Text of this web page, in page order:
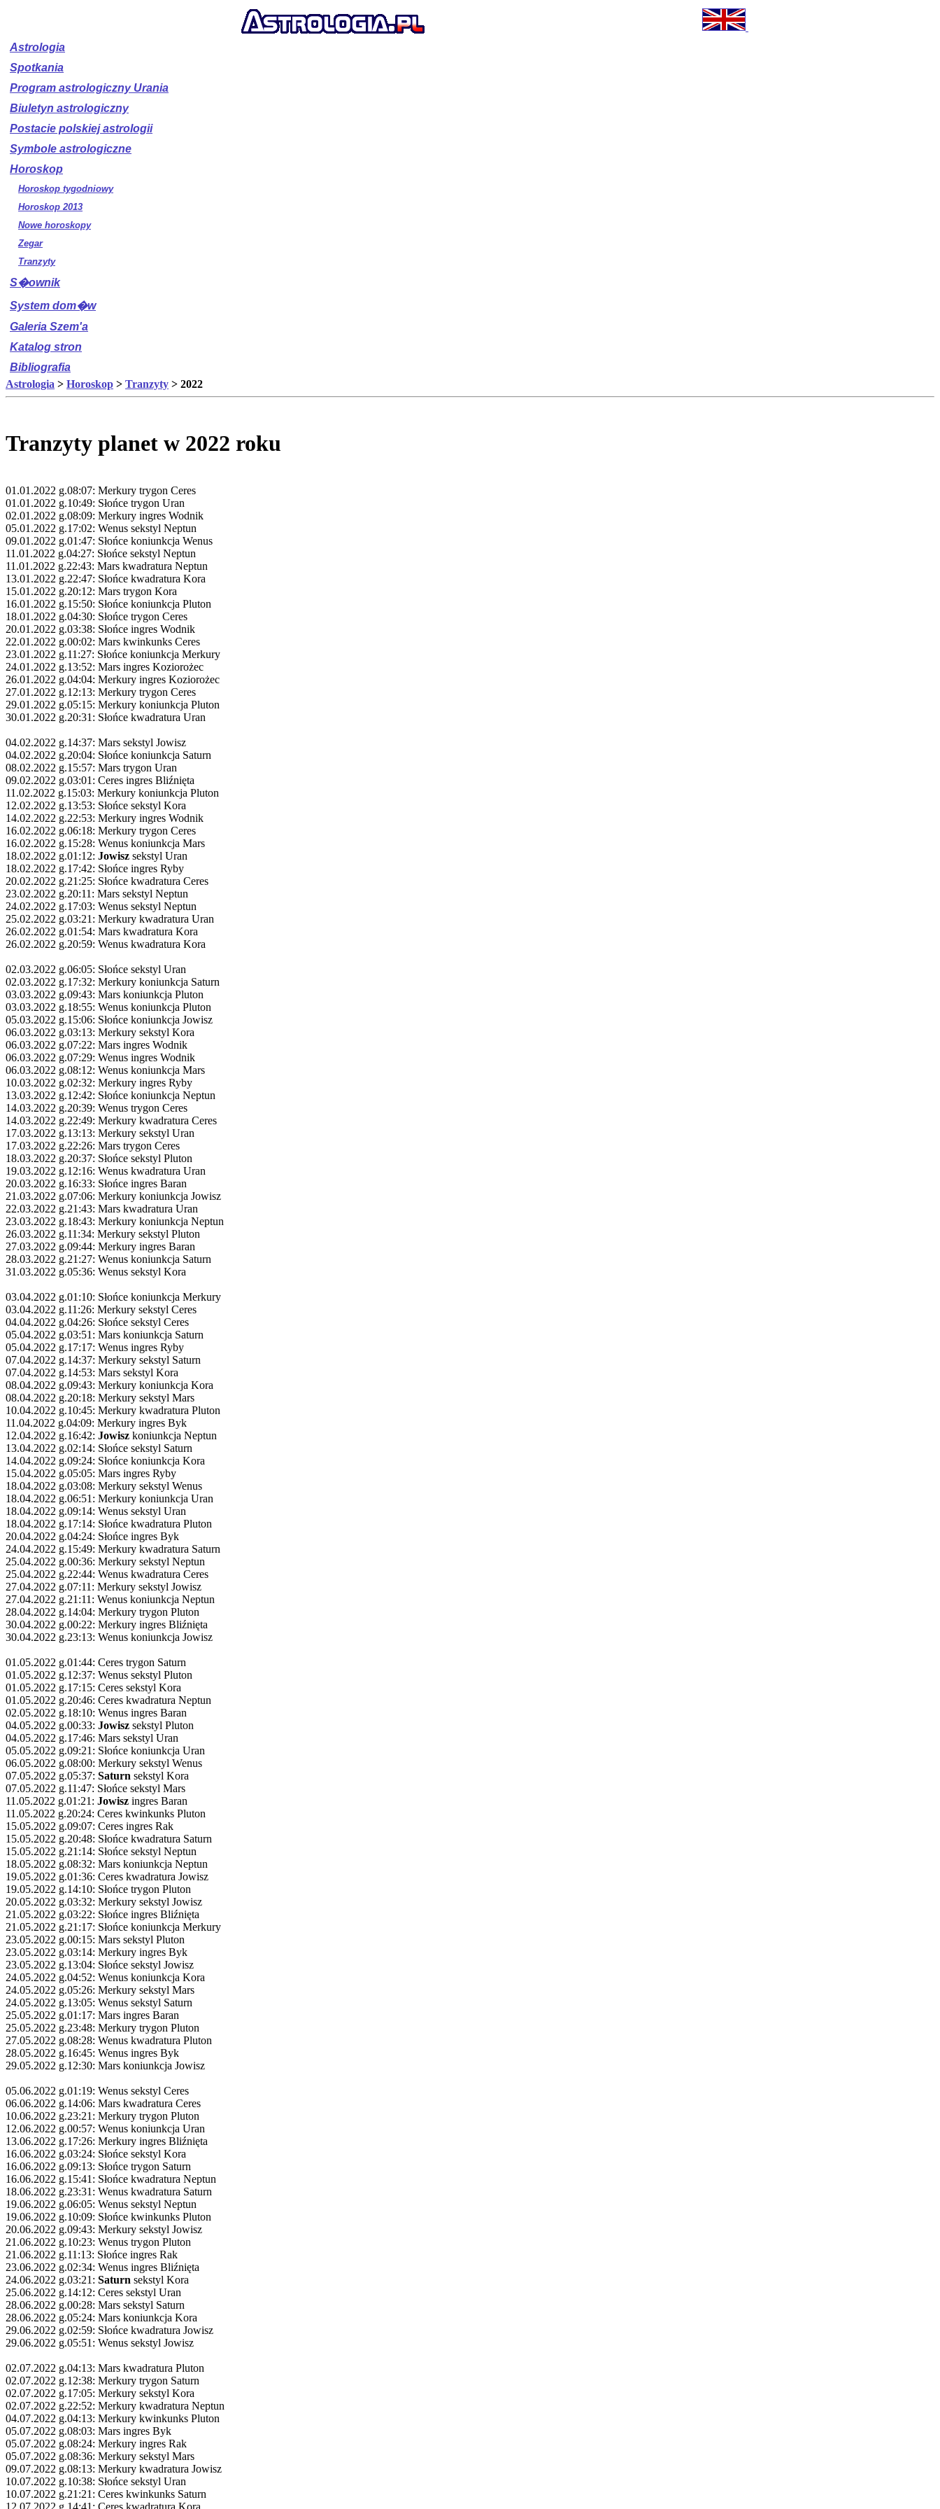
Astrologia
Spotkania
Program astrologiczny Urania
Biuletyn astrologiczny
Postacie polskiej astrologii
Symbole astrologiczne
Horoskop
Horoskop tygodniowy
Horoskop 2013
Nowe horoskopy
Zegar
Tranzyty
S�ownik
System dom�w
Galeria Szem'a
Katalog stron
Bibliografia
Astrologia > Horoskop > Tranzyty > 2022
Tranzyty planet w 2022 roku
01.01.2022 g.08:07: Merkury trygon Ceres
01.01.2022 g.10:49: Słońce trygon Uran
02.01.2022 g.08:09: Merkury ingres Wodnik
05.01.2022 g.17:02: Wenus sekstyl Neptun
09.01.2022 g.01:47: Słońce koniunkcja Wenus
11.01.2022 g.04:27: Słońce sekstyl Neptun
11.01.2022 g.22:43: Mars kwadratura Neptun
13.01.2022 g.22:47: Słońce kwadratura Kora
15.01.2022 g.20:12: Mars trygon Kora
16.01.2022 g.15:50: Słońce koniunkcja Pluton
18.01.2022 g.04:30: Słońce trygon Ceres
20.01.2022 g.03:38: Słońce ingres Wodnik
22.01.2022 g.00:02: Mars kwinkunks Ceres
23.01.2022 g.11:27: Słońce koniunkcja Merkury
24.01.2022 g.13:52: Mars ingres Koziorożec
26.01.2022 g.04:04: Merkury ingres Koziorożec
27.01.2022 g.12:13: Merkury trygon Ceres
29.01.2022 g.05:15: Merkury koniunkcja Pluton
30.01.2022 g.20:31: Słońce kwadratura Uran
04.02.2022 g.14:37: Mars sekstyl Jowisz
04.02.2022 g.20:04: Słońce koniunkcja Saturn
08.02.2022 g.15:57: Mars trygon Uran
09.02.2022 g.03:01: Ceres ingres Bliźnięta
11.02.2022 g.15:03: Merkury koniunkcja Pluton
12.02.2022 g.13:53: Słońce sekstyl Kora
14.02.2022 g.22:53: Merkury ingres Wodnik
16.02.2022 g.06:18: Merkury trygon Ceres
16.02.2022 g.15:28: Wenus koniunkcja Mars
18.02.2022 g.01:12: Jowisz sekstyl Uran
18.02.2022 g.17:42: Słońce ingres Ryby
20.02.2022 g.21:25: Słońce kwadratura Ceres
23.02.2022 g.20:11: Mars sekstyl Neptun
24.02.2022 g.17:03: Wenus sekstyl Neptun
25.02.2022 g.03:21: Merkury kwadratura Uran
26.02.2022 g.01:54: Mars kwadratura Kora
26.02.2022 g.20:59: Wenus kwadratura Kora
02.03.2022 g.06:05: Słońce sekstyl Uran
02.03.2022 g.17:32: Merkury koniunkcja Saturn
03.03.2022 g.09:43: Mars koniunkcja Pluton
03.03.2022 g.18:55: Wenus koniunkcja Pluton
05.03.2022 g.15:06: Słońce koniunkcja Jowisz
06.03.2022 g.03:13: Merkury sekstyl Kora
06.03.2022 g.07:22: Mars ingres Wodnik
06.03.2022 g.07:29: Wenus ingres Wodnik
06.03.2022 g.08:12: Wenus koniunkcja Mars
10.03.2022 g.02:32: Merkury ingres Ryby
13.03.2022 g.12:42: Słońce koniunkcja Neptun
14.03.2022 g.20:39: Wenus trygon Ceres
14.03.2022 g.22:49: Merkury kwadratura Ceres
17.03.2022 g.13:13: Merkury sekstyl Uran
17.03.2022 g.22:26: Mars trygon Ceres
18.03.2022 g.20:37: Słońce sekstyl Pluton
19.03.2022 g.12:16: Wenus kwadratura Uran
20.03.2022 g.16:33: Słońce ingres Baran
21.03.2022 g.07:06: Merkury koniunkcja Jowisz
22.03.2022 g.21:43: Mars kwadratura Uran
23.03.2022 g.18:43: Merkury koniunkcja Neptun
26.03.2022 g.11:34: Merkury sekstyl Pluton
27.03.2022 g.09:44: Merkury ingres Baran
28.03.2022 g.21:27: Wenus koniunkcja Saturn
31.03.2022 g.05:36: Wenus sekstyl Kora
03.04.2022 g.01:10: Słońce koniunkcja Merkury
03.04.2022 g.11:26: Merkury sekstyl Ceres
04.04.2022 g.04:26: Słońce sekstyl Ceres
05.04.2022 g.03:51: Mars koniunkcja Saturn
05.04.2022 g.17:17: Wenus ingres Ryby
07.04.2022 g.14:37: Merkury sekstyl Saturn
07.04.2022 g.14:53: Mars sekstyl Kora
08.04.2022 g.09:43: Merkury koniunkcja Kora
08.04.2022 g.20:18: Merkury sekstyl Mars
10.04.2022 g.10:45: Merkury kwadratura Pluton
11.04.2022 g.04:09: Merkury ingres Byk
12.04.2022 g.16:42: Jowisz koniunkcja Neptun
13.04.2022 g.02:14: Słońce sekstyl Saturn
14.04.2022 g.09:24: Słońce koniunkcja Kora
15.04.2022 g.05:05: Mars ingres Ryby
18.04.2022 g.03:08: Merkury sekstyl Wenus
18.04.2022 g.06:51: Merkury koniunkcja Uran
18.04.2022 g.09:14: Wenus sekstyl Uran
18.04.2022 g.17:14: Słońce kwadratura Pluton
20.04.2022 g.04:24: Słońce ingres Byk
24.04.2022 g.15:49: Merkury kwadratura Saturn
25.04.2022 g.00:36: Merkury sekstyl Neptun
25.04.2022 g.22:44: Wenus kwadratura Ceres
27.04.2022 g.07:11: Merkury sekstyl Jowisz
27.04.2022 g.21:11: Wenus koniunkcja Neptun
28.04.2022 g.14:04: Merkury trygon Pluton
30.04.2022 g.00:22: Merkury ingres Bliźnięta
30.04.2022 g.23:13: Wenus koniunkcja Jowisz
01.05.2022 g.01:44: Ceres trygon Saturn
01.05.2022 g.12:37: Wenus sekstyl Pluton
01.05.2022 g.17:15: Ceres sekstyl Kora
01.05.2022 g.20:46: Ceres kwadratura Neptun
02.05.2022 g.18:10: Wenus ingres Baran
04.05.2022 g.00:33: Jowisz sekstyl Pluton
04.05.2022 g.17:46: Mars sekstyl Uran
05.05.2022 g.09:21: Słońce koniunkcja Uran
06.05.2022 g.08:00: Merkury sekstyl Wenus
07.05.2022 g.05:37: Saturn sekstyl Kora
07.05.2022 g.11:47: Słońce sekstyl Mars
11.05.2022 g.01:21: Jowisz ingres Baran
11.05.2022 g.20:24: Ceres kwinkunks Pluton
15.05.2022 g.09:07: Ceres ingres Rak
15.05.2022 g.20:48: Słońce kwadratura Saturn
15.05.2022 g.21:14: Słońce sekstyl Neptun
18.05.2022 g.08:32: Mars koniunkcja Neptun
19.05.2022 g.01:36: Ceres kwadratura Jowisz
19.05.2022 g.14:10: Słońce trygon Pluton
20.05.2022 g.03:32: Merkury sekstyl Jowisz
21.05.2022 g.03:22: Słońce ingres Bliźnięta
21.05.2022 g.21:17: Słońce koniunkcja Merkury
23.05.2022 g.00:15: Mars sekstyl Pluton
23.05.2022 g.03:14: Merkury ingres Byk
23.05.2022 g.13:04: Słońce sekstyl Jowisz
24.05.2022 g.04:52: Wenus koniunkcja Kora
24.05.2022 g.05:26: Merkury sekstyl Mars
24.05.2022 g.13:05: Wenus sekstyl Saturn
25.05.2022 g.01:17: Mars ingres Baran
25.05.2022 g.23:48: Merkury trygon Pluton
27.05.2022 g.08:28: Wenus kwadratura Pluton
28.05.2022 g.16:45: Wenus ingres Byk
29.05.2022 g.12:30: Mars koniunkcja Jowisz
05.06.2022 g.01:19: Wenus sekstyl Ceres
06.06.2022 g.14:06: Mars kwadratura Ceres
10.06.2022 g.23:21: Merkury trygon Pluton
12.06.2022 g.00:57: Wenus koniunkcja Uran
13.06.2022 g.17:26: Merkury ingres Bliźnięta
16.06.2022 g.03:24: Słońce sekstyl Kora
16.06.2022 g.09:13: Słońce trygon Saturn
16.06.2022 g.15:41: Słońce kwadratura Neptun
18.06.2022 g.23:31: Wenus kwadratura Saturn
19.06.2022 g.06:05: Wenus sekstyl Neptun
19.06.2022 g.10:09: Słońce kwinkunks Pluton
20.06.2022 g.09:43: Merkury sekstyl Jowisz
21.06.2022 g.10:23: Wenus trygon Pluton
21.06.2022 g.11:13: Słońce ingres Rak
23.06.2022 g.02:34: Wenus ingres Bliźnięta
24.06.2022 g.03:21: Saturn sekstyl Kora
25.06.2022 g.14:12: Ceres sekstyl Uran
28.06.2022 g.00:28: Mars sekstyl Saturn
28.06.2022 g.05:24: Mars koniunkcja Kora
29.06.2022 g.02:59: Słońce kwadratura Jowisz
29.06.2022 g.05:51: Wenus sekstyl Jowisz
02.07.2022 g.04:13: Mars kwadratura Pluton
02.07.2022 g.12:38: Merkury trygon Saturn
02.07.2022 g.17:05: Merkury sekstyl Kora
02.07.2022 g.22:52: Merkury kwadratura Neptun
04.07.2022 g.04:13: Merkury kwinkunks Pluton
05.07.2022 g.08:03: Mars ingres Byk
05.07.2022 g.08:24: Merkury ingres Rak
05.07.2022 g.08:36: Merkury sekstyl Mars
09.07.2022 g.08:13: Merkury kwadratura Jowisz
10.07.2022 g.10:38: Słońce sekstyl Uran
10.07.2022 g.21:21: Ceres kwinkunks Saturn
12.07.2022 g.14:41: Ceres kwadratura Kora